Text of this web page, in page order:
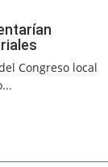
Congreso local